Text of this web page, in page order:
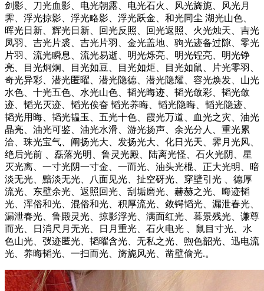
剑影、刀光血影、电光朝露、电光石火、风光旖旎、风光月
霁、浮光掠影、浮光略影、浮光跃金、和光同尘 湖光山色、
晖光日新、辉光日新、回光反照、回光返照、火光烛天、吉光
凤羽、吉光片裘、吉光片羽、金光盖地、驹光迹备过隙、零光
片羽、流光瞬息、流光易逝、明光烁亮、明光锃亮、明光铮
亮、目光炯炯、目光如豆、目光如炬、目光如鼠、片光零羽、
奇光异彩、潜光匿曜、潜光隐德、潜光隐耀、容光焕发、山光
水色、十光五色、水光山色、韬光晦迹、韬光敛彩、韬光敛
迹、韬光灭迹、韬光俟奋 韬光养晦、韬光隐晦、韬光隐迹、
韬光用晦、韬光韫玉、五光十色、霞光万道、血光之灾、油光
晶亮、油光可鉴、油光水滑、游光扬声、余光分人、重光累
洽、珠光宝气、阐扬光大、发扬光大、化日光天、霁月光风、
绝后光前 、磊落光明、鲁灵光殿、陆离光怪、石火光阴、星
灭光离、一寸光阴一寸金、一而光、油头光棍、正大光明、暗
淡无光、黯淡无光、八面见光、扯空砑光、穿壁引光 、德厚
流光、东壁余光、返照回光、刮垢磨光、赫赫之光、晦迹韬
光、浑俗和光、混俗和光、积厚流光、敛锷韬光、漏泄春光、
漏泄春光、鲁殿灵光、掠影浮光、满面红光、暮景残光、谦尊
而光、日消尺月无光、日月重光、石火电光 、鼠目寸光、水
色山光、弢迹匿光、韬曜含光、无私之光、煦色韶光、迅电流
光、养晦韬光、一扫而光、旖旎风光、凿壁偷光.。